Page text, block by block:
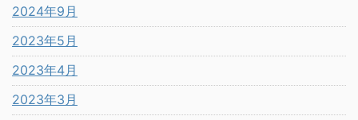
2024年9月
2023年5月
2023年4月
2023年3月